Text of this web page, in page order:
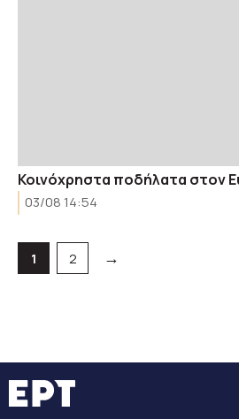
Κοινόχρηστα ποδήλατα στον
03/08 14:54
Σελίδα
1 Σελίδα
2 →